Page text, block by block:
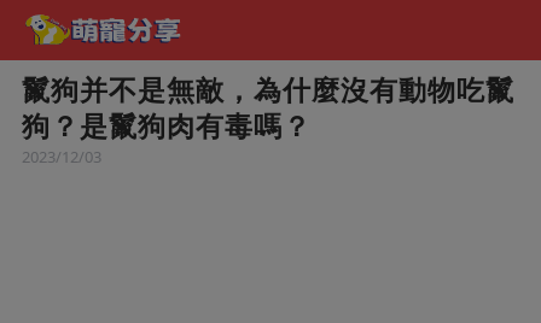
鬣狗并不是無敵，為什麼沒有動物吃鬣
狗？是鬣狗肉有毒嗎？
2023/12/03